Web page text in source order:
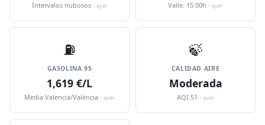
Intervalos nubosos · ayer Valle: 15:00h · ayer
⛽️
GASOLINA 95
1,619 €/L
Media Valencia/València · ayer
🍃
CALIDAD AIRE
Moderada
AQI 51 · ayer